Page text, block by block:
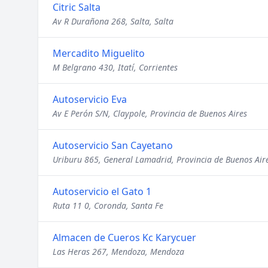
Citric Salta
Av R Durañona 268, Salta, Salta
Mercadito Miguelito
M Belgrano 430, Itatí, Corrientes
Autoservicio Eva
Av E Perón S/N, Claypole, Provincia de Buenos Aires
Autoservicio San Cayetano
Uriburu 865, General Lamadrid, Provincia de Buenos
Autoservicio el Gato 1
Ruta 11 0, Coronda, Santa Fe
Almacen de Cueros Kc Karycuer
Las Heras 267, Mendoza, Mendoza